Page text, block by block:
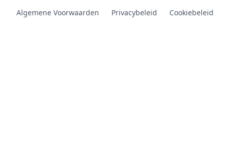
Algemene Voorwaarden Privacybeleid Cookiebeleid